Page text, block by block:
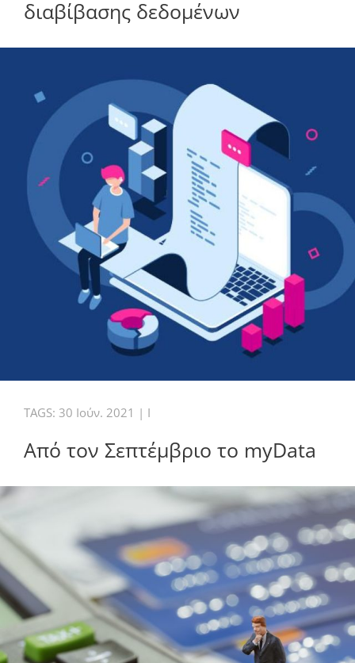
περί
διαβίβασης
διαβίβασης δεδομένων
TAGS: 30 Ιούν. 2021 | I
Από τον Σεπτέμβριο το myData